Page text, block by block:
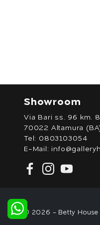
Showroom
Via Bari ss. 96 km.
70022 Altamura
Tel: 0803103054
E-Mail:
© 2026 - Betty